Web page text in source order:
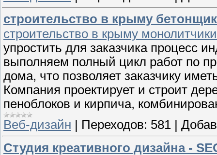
строительство в крыму
строительство в крыму
упростить для заказчика процесс
выполняем полный цикл работ по
дома, что позволяет заказчику
Компания проектирует и строит
пеноблоков и кирпича,
Веб-дизайн
Переходов: 581
Студия креативного дизайна -